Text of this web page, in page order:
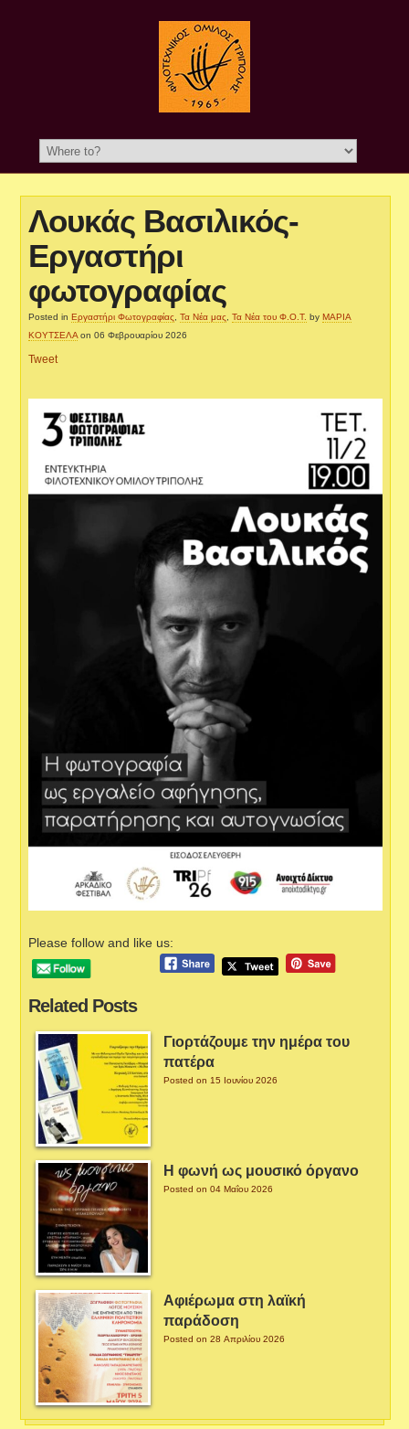
Λουκάς Βασιλικός-
Εργαστήρι
φωτογραφίας
Posted inΕργαστήρι Φωτογραφίας ,Τα Νέα μας ,Τα Νέα του Φ.Ο.Τ. byΜΑΡΙΑ
ΚΟΥΤΣΕΛΑ on 06 Φεβρουαρίου 2026
Tweet
Please follow and like us:
Related Posts
Γιορτάζουμε την ημέρα του
πατέρα
Posted on 15 Ιουνίου 2026
Η φωνή ως μουσικό όργανο
Posted on 04 Μαΐου 2026
Αφιέρωμα στη λαϊκή
παράδοση
Posted on 28 Απριλίου 2026